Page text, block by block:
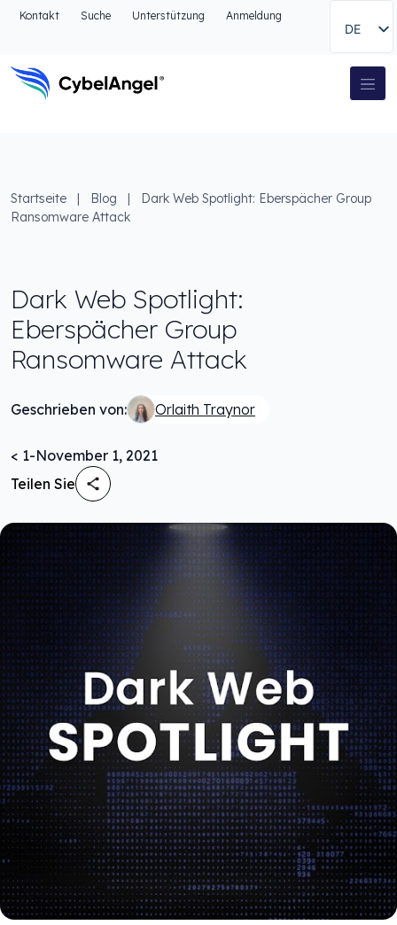
Zum Kopfbereich
Zur Suche gehen
Zum Fußbereich
Kontakt Suche Unterstützung Anmeldung
DE
Hauptnavigation
Startseite | Blog |
Dark Web Spotlight: Eberspächer Group
Ransomware Attack
Dark Web Spotlight:
Eberspächer Group
Ransomware Attack
Geschrieben von: Orlaith Traynor
< 1-November 1, 2021
Teilen Sie